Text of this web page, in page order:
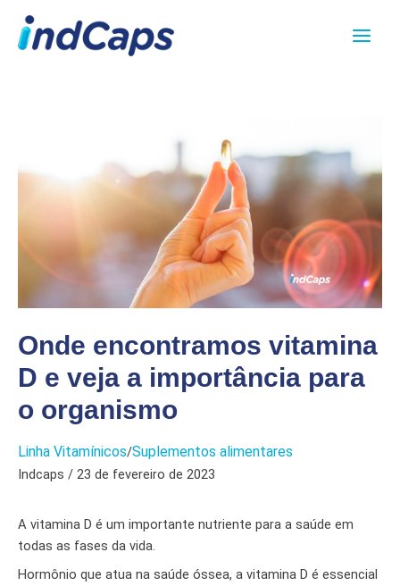
para
Onde encontramos vitamina
D e veja a importância para
o organismo
Linha Vitamínicos/Suplementos alimentares
Indcaps / 23 de fevereiro de 2023
A vitamina D é um importante nutriente para a saúde em
todas as fases da vida.
Hormônio que atua na saúde óssea, a vitamina D é essencial